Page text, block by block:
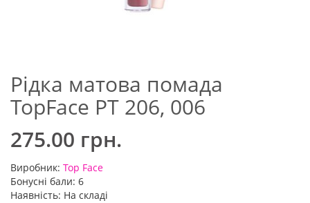
Рідка матова помада
TopFace PT 206, 006
275.00 грн.
Виробник: Top Face
Бонусні бали: 6
Наявність: На складі